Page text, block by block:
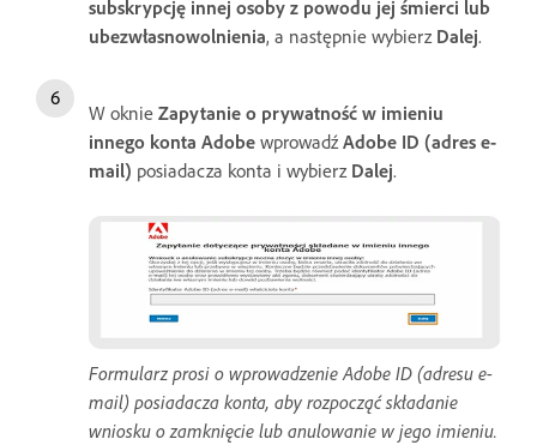
subskrypcję innej osoby z powodu jej śmierci lub
ubezwłasnowolnienia, a następnie wybierz Dalej.
W oknie Zapytanie o prywatność w imieniu
innego konta Adobe wprowadźAdobe ID (adres e-
mail) posiadacza konta i wybierz Dalej.
Formularz prosi o wprowadzenie Adobe ID (adresu e-
mail) posiadacza konta, aby rozpocząć składanie
wniosku o zamknięcie lub anulowanie w jego imieniu.